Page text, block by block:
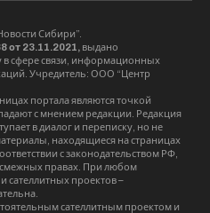
Сибири”.
от 23.11.2021, выдано
сфере связи, информационных
Учредитель: ООО “Центр
портала являются точкой
с мнением редакции. Редакция
в диалог и переписку, но не
находящиеся на страницах
с законодательством РФ,
смежных правах. При любом
сателлитных проектов –
сателлитным проектом и